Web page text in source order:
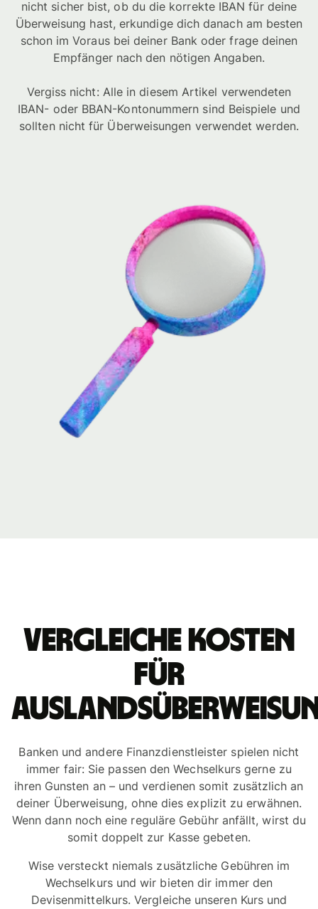
nicht sicher bist, ob du die korrekte IBAN für deine
Überweisung hast, erkundige dich danach am besten
schon im Voraus bei deiner Bank oder frage deinen
Empfänger nach den nötigen Angaben.
Vergiss nicht: Alle in diesem Artikel verwendeten
IBAN- oder BBAN-Kontonummern sind Beispiele und
sollten nicht für Überweisungen verwendet werden.
Vergleiche Kosten
für
Banken und andere Finanzdienstleister spielen nicht
immer fair: Sie passen den Wechselkurs gerne zu
ihren Gunsten an – und verdienen somit zusätzlich an
deiner Überweisung, ohne dies explizit zu erwähnen.
Wenn dann noch eine reguläre Gebühr anfällt, wirst du
somit doppelt zur Kasse gebeten.
Wise versteckt niemals zusätzliche Gebühren im
Wechselkurs und wir bieten dir immer den
Devisenmittelkurs. Vergleiche unseren Kurs und